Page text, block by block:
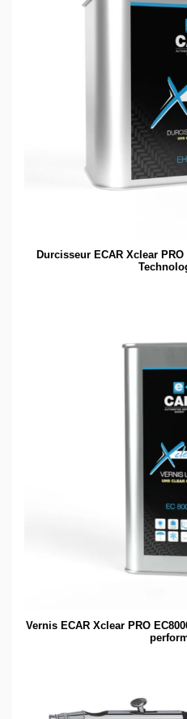
Durcisseur ECAR Xclear PRO
Vernis ECAR Xclear PRO